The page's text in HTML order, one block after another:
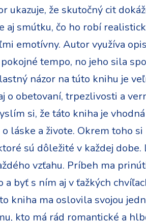
ukazuje, že skutočný cit
smútku, čo ho robí
emotívny. Autor využíva
tempo, no jeho sila
názor na túto knihu je
obetovaní, trpezlivosti a
si, že táto kniha je
láske a živote. Okrem toho
sú dôležité v každej
vzťahu. Príbeh ma
byť s ním aj v ťažkých
kniha ma oslovila svojou
kto má rád romantické a